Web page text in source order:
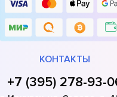
КОНТАКТЫ
+7 (395) 278-93-